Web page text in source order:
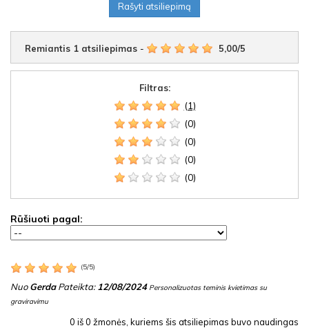
Rašyti atsiliepimą
Remiantis 1 atsiliepimas - 5,00/5
Filtras:
(1)
(0)
(0)
(0)
(0)
Rūšiuoti pagal:
(5/5)
NuoGerdaPateikta:12/08/2024 Personalizuotas teminis kvietimas su
graviravimu
0 iš0 žmonės, kuriems šis atsiliepimas buvo naudingas